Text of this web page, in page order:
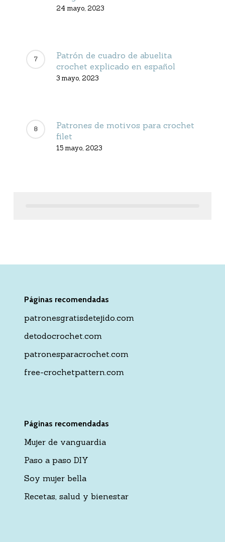
24 mayo, 2023
Patrón de cuadro de abuelita
crochet explicado en español
3 mayo, 2023
Patrones de motivos para crochet
filet
15 mayo, 2023
Páginas recomendadas
patronesgratisdetejido.com
detodocrochet.com
patronesparacrochet.com
free-crochetpattern.com
Páginas recomendadas
Mujer de vanguardia
Paso a paso DIY
Soy mujer bella
Recetas, salud y bienestar